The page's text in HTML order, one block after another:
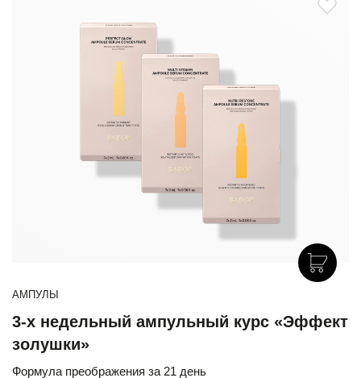
АМПУЛЫ
3-х недельный ампульный курс «Эффект
золушки»
Формула преображения за 21 день